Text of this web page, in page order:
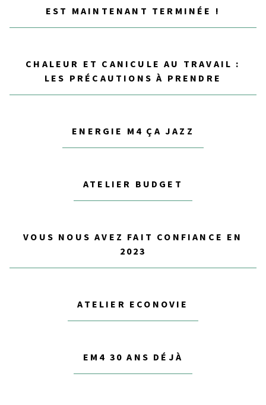
EST MAINTENANT TERMINÉE !
CHALEUR ET CANICULE AU TRAVAIL :
LES PRÉCAUTIONS À PRENDRE
ENERGIE M4 ÇA JAZZ
ATELIER BUDGET
VOUS NOUS AVEZ FAIT CONFIANCE EN
2023
ATELIER ECONOVIE
EM4 30 ANS DÉJÀ